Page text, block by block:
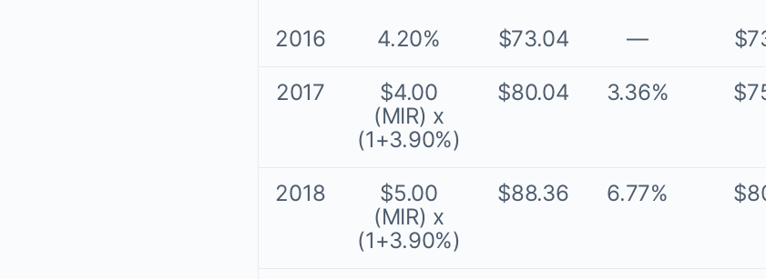
2016
4.20% $73.04 —
2017
$4.00
(MIR) x
(1+3.90%)
$80.04 3.36%
2018
$5.00
(MIR) x
(1+3.90%)
$88.36 6.77%